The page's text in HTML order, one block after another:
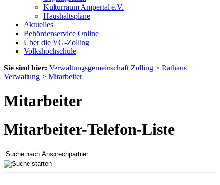
Kulturraum Ampertal e.V.
Haushaltspläne
Aktuelles
Behördenservice Online
Über die VG-Zolling
Volkshochschule
Sie sind hier: Verwaltungsgemeinschaft Zolling > Rathaus -
Verwaltung > Mitarbeiter
Mitarbeiter
Mitarbeiter-Telefon-Liste